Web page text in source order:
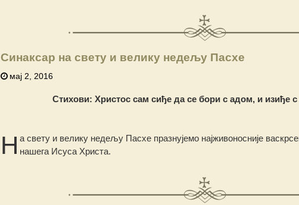
Синаксар на свету и велику недељу Пасхе
мај 2, 2016
Стихови: Христос сам сиђе да се бори с адом, и изиђе
Н а свету и велику недељу Пасхе празнујемо најживоносније
нашега Исуса Христа.